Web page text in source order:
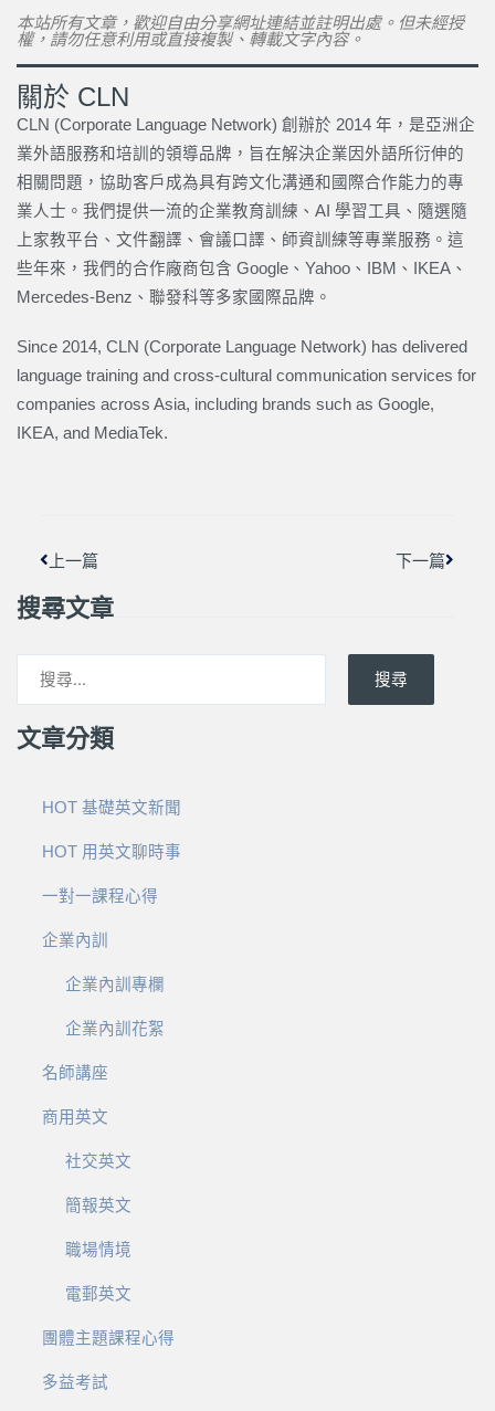
本站所有文章，歡迎自由分享網址連結並註明出處。但未經授
權，請勿任意利用或直接複製、轉載文字內容。
關於 CLN
CLN (Corporate Language Network) 創辦於 2014 年，是亞洲企
業外語服務和培訓的領導品牌，旨在解決企業因外語所衍伸的
相關問題，協助客戶成為具有跨文化溝通和國際合作能力的專
業人士。我們提供一流的企業教育訓練、AI 學習工具、隨選隨
上家教平台、文件翻譯、會議口譯、師資訓練等專業服務。這
些年來，我們的合作廠商包含 Google、Yahoo、IBM、IKEA、
Mercedes-Benz、聯發科等多家國際品牌。
Since 2014, CLN (Corporate Language Network) has delivered
language training and cross-cultural communication services for
companies across Asia, including brands such as Google,
IKEA, and MediaTek.
上一篇 下一篇
搜尋文章
搜尋
文章分類
HOT 基礎英文新聞
HOT 用英文聊時事
一對一課程心得
企業內訓
企業內訓專欄
企業內訓花絮
名師講座
商用英文
社交英文
簡報英文
職場情境
電郵英文
團體主題課程心得
多益考試